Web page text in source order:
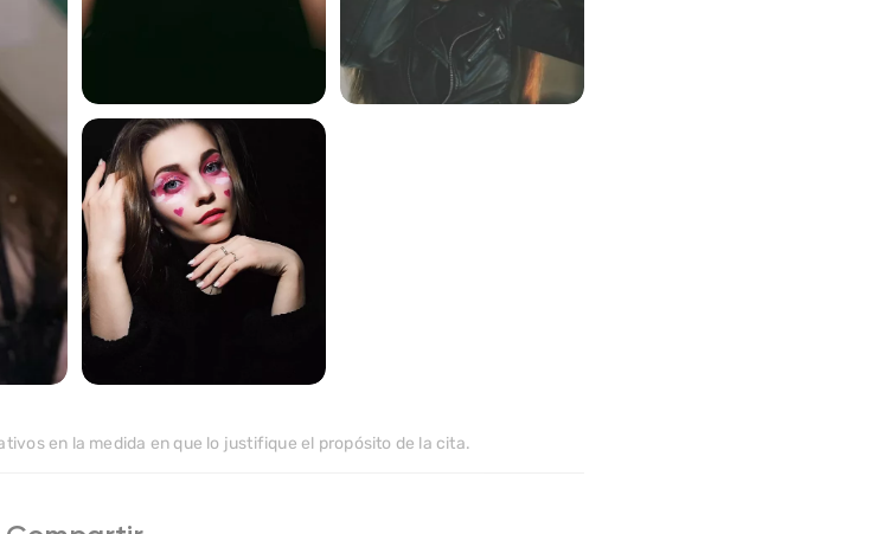
>
>
>
en la medida en que lo justifique el propósito de la cita.